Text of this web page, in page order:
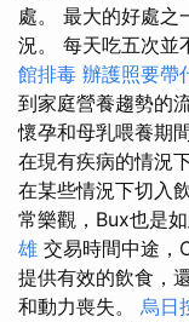
處。 最大的好處之
況。 每天吃五次並
館排毒 辦護照要帶
到家庭營養趨勢的
懷孕和母乳喂養期
在現有疾病的情況
在某些情況下切入
常樂觀，Bux也是如
雄 交易時間中途，
提供有效的飲食，
和動力喪失。 烏日